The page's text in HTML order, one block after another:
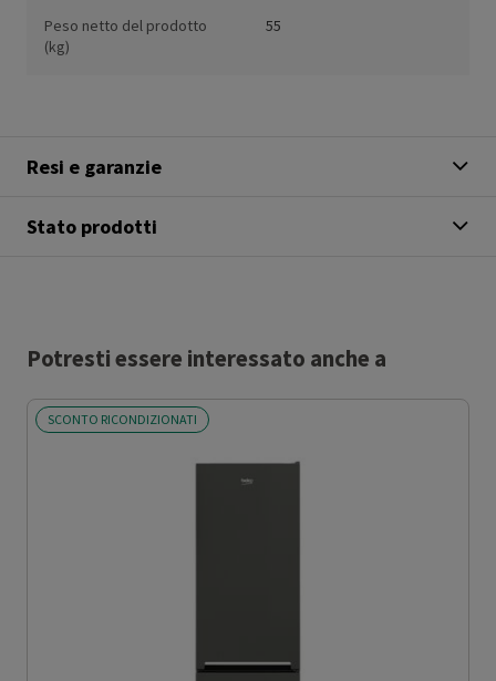
Peso netto del prodotto
(kg)
55
Resi e garanzie
Stato prodotti
Potresti essere interessato anche a
SCONTO RICONDIZIONATI